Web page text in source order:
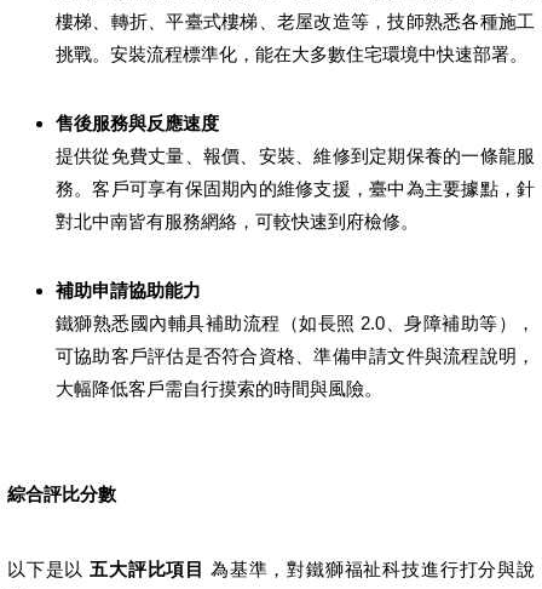
樓梯、轉折、平臺式樓梯、老屋改造等，技師熟悉各種施工
挑戰。安裝流程標準化，能在大多數住宅環境中快速部署。
售後服務與反應速度
提供從免費丈量、報價、安裝、維修到定期保養的一條龍服
務。客戶可享有保固期內的維修支援，臺中為主要據點，針
對北中南皆有服務網絡，可較快速到府檢修。
補助申請協助能力
鐵獅熟悉國內輔具補助流程（如長照 2.0、身障補助等），
可協助客戶評估是否符合資格、準備申請文件與流程說明，
大幅降低客戶需自行摸索的時間與風險。
綜合評比分數
以下是以五大評比項目 為基準，對鐵獅福祉科技進行打分與說